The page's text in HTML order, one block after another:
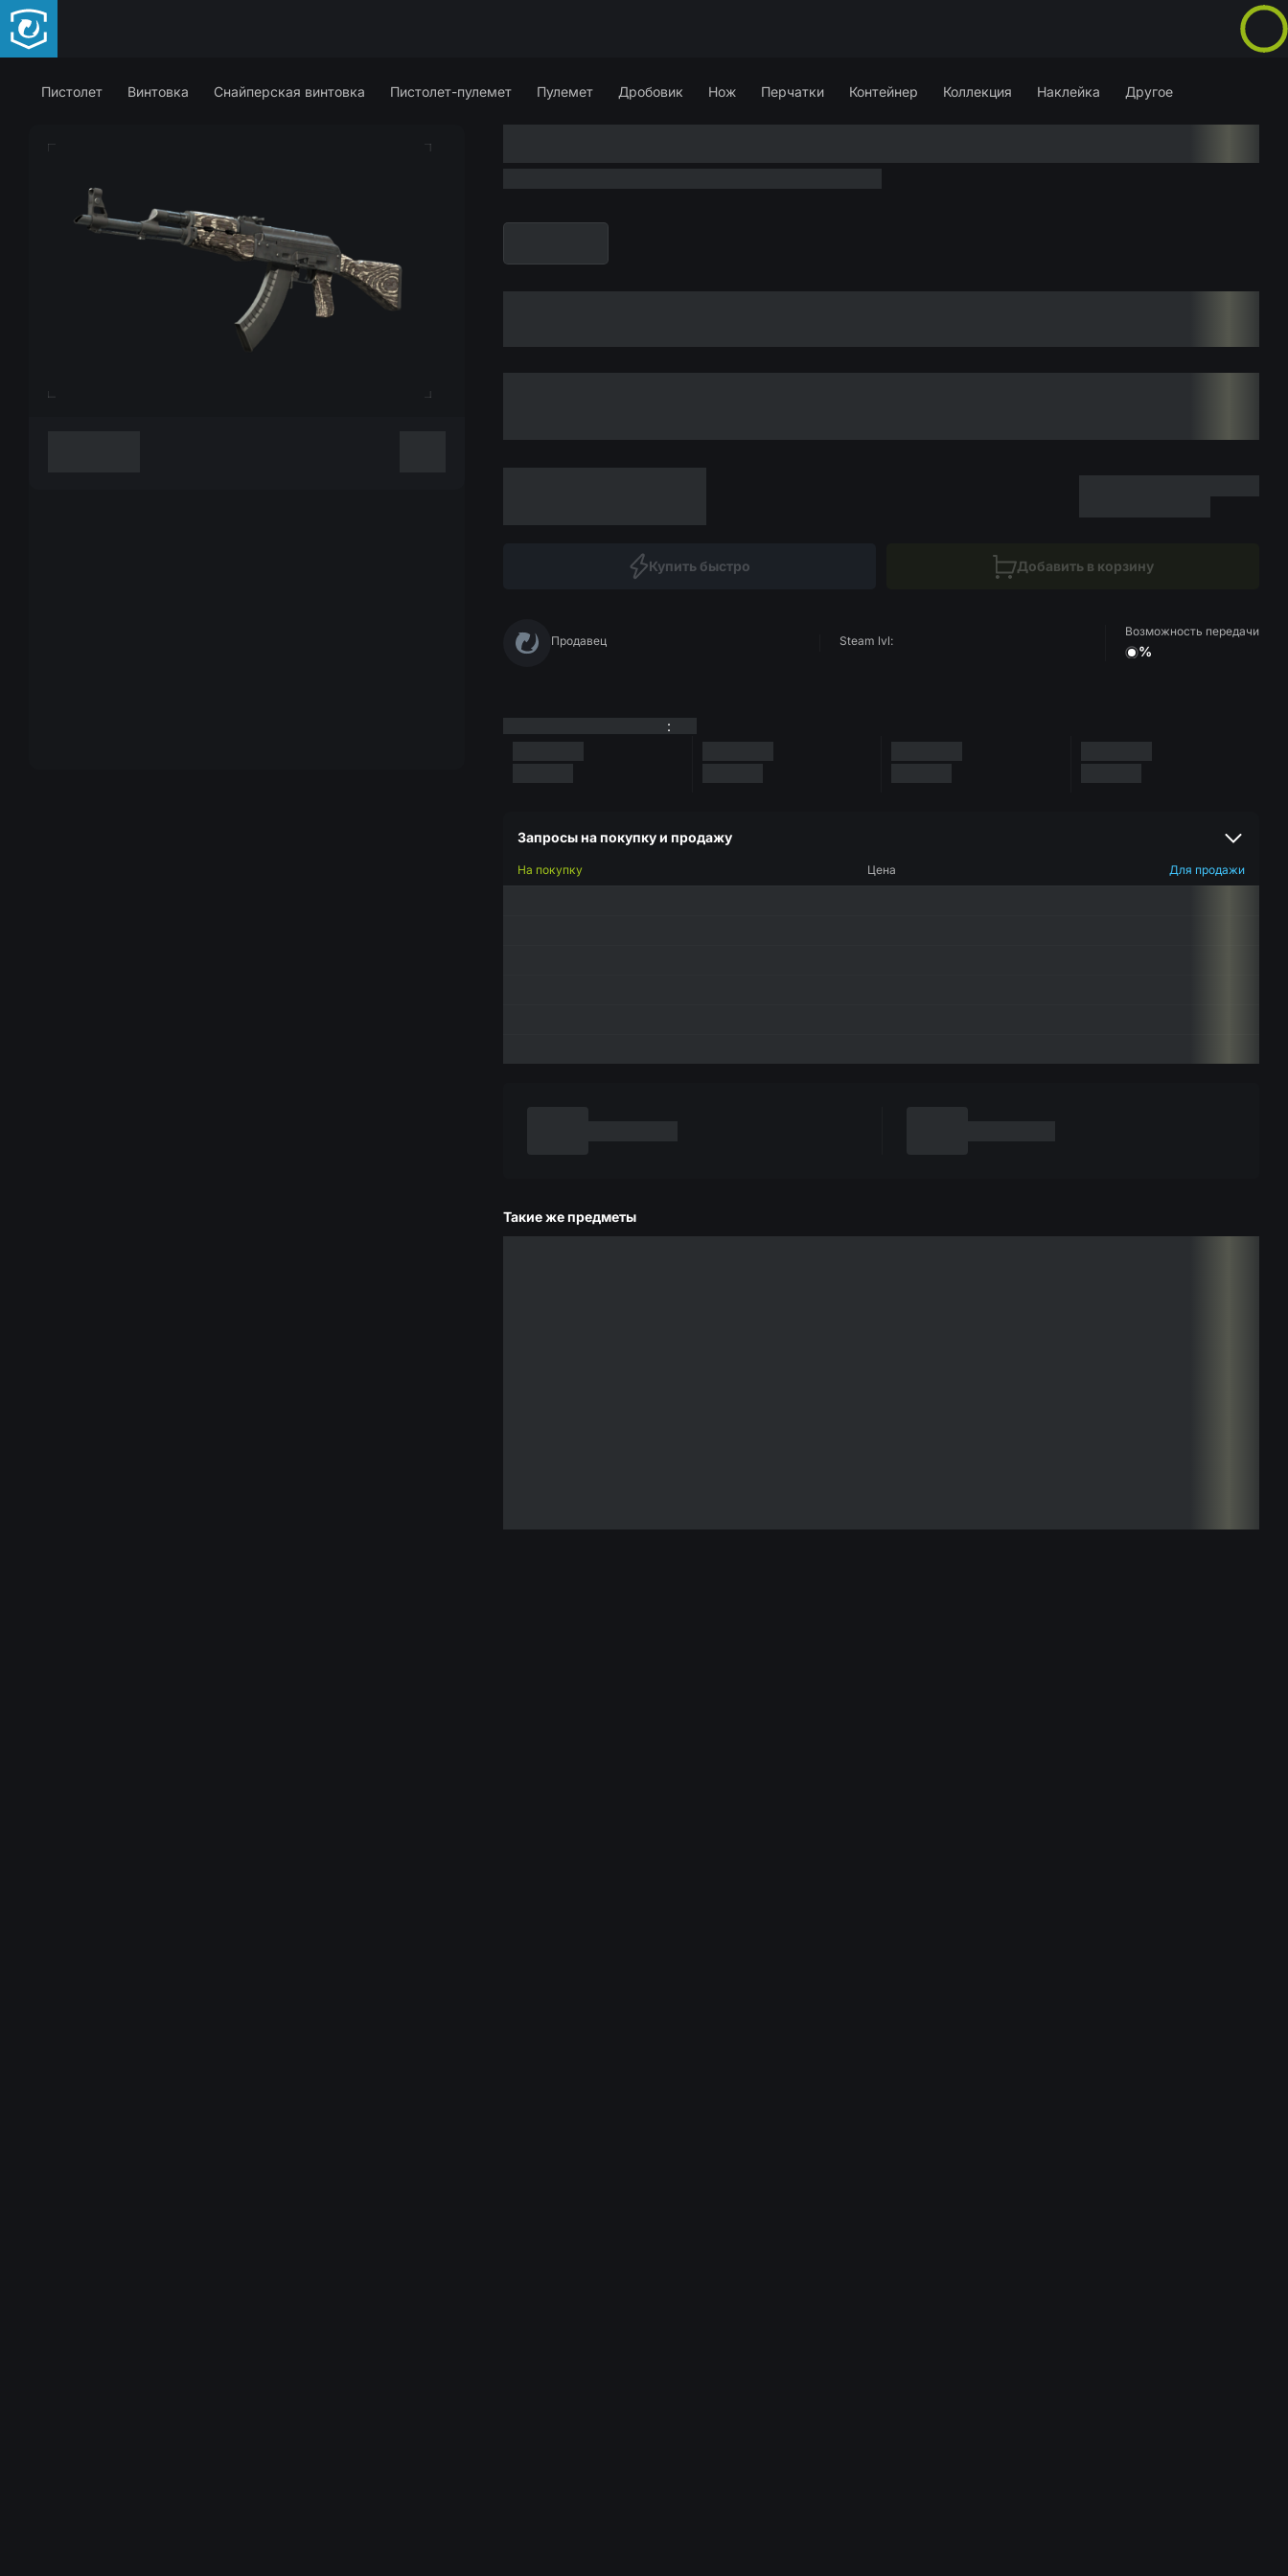
Пистолет Винтовка Снайперская винтовка Пистолет-пулемет Пулемет Дробовик Нож Перчатки Контейнер Коллекция Наклейка Другое
Купить быстро Добавить в корзину
Продавец Steam lvl:
Возможность передачи
%
:
Запросы на покупку и продажу
На покупку Цена Для продажи
Такие же предметы